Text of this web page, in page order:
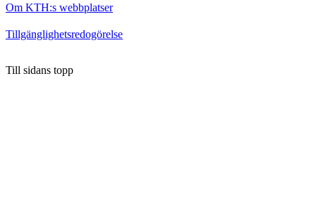
Om KTH:s webbplatser
Tillgänglighetsredogörelse
Till sidans topp